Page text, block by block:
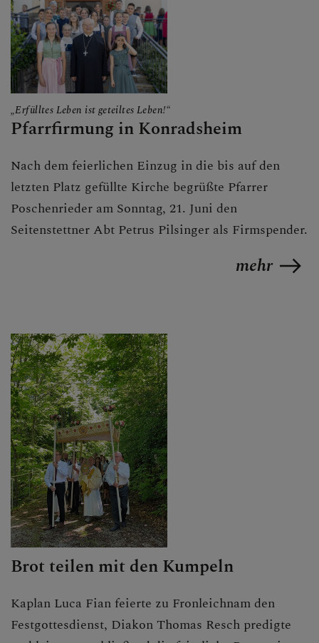
„Erfülltes Leben ist geteiltes Leben!“
Pfarrfirmung in Konradsheim
Nach dem feierlichen Einzug in die bis auf den
letzten Platz gefüllte Kirche begrüßte Pfarrer
Poschenrieder am Sonntag, 21. Juni den
Seitenstettner Abt Petrus Pilsinger als Firmspender.
mehr
Brot teilen mit den Kumpeln
Kaplan Luca Fian feierte zu Fronleichnam den
Festgottesdienst, Diakon Thomas Resch predigte